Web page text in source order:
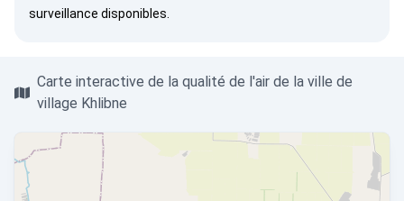
surveillance disponibles.
Carte interactive de la qualité de l'air de la ville de
village Khlibne